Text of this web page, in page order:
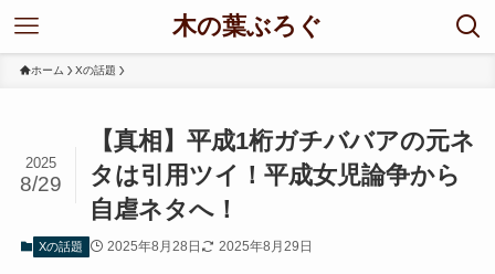
木の葉ぶろぐ
ホーム Xの話題
【真相】平成1桁ガチババアの元ネ
タは引用ツイ！平成女児論争から
自虐ネタへ！
2025
8/29
Xの話題 2025年8月28日 2025年8月29日